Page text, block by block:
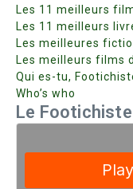
Les 11 meilleurs
Les 11 meilleurs
Les meilleures
Les meilleurs films
Qui es-tu,
Who’s who
Le Footichiste